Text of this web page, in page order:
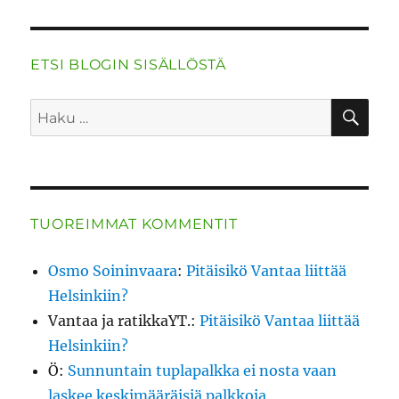
ETSI BLOGIN SISÄLLÖSTÄ
Etsi:
TUOREIMMAT KOMMENTIT
Osmo Soininvaara:Pitäisikö Vantaa liittää
Helsinkiin?
Vantaa ja ratikkaYT.:Pitäisikö Vantaa liittää
Helsinkiin?
Ö: Sunnuntain tuplapalkka ei nosta vaan
laskee keskimääräisiä palkkoja